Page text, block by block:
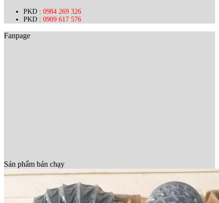
PKD : 0984 269 326
PKD : 0909 617 576
Fanpage
Sản phẩm bán chạy